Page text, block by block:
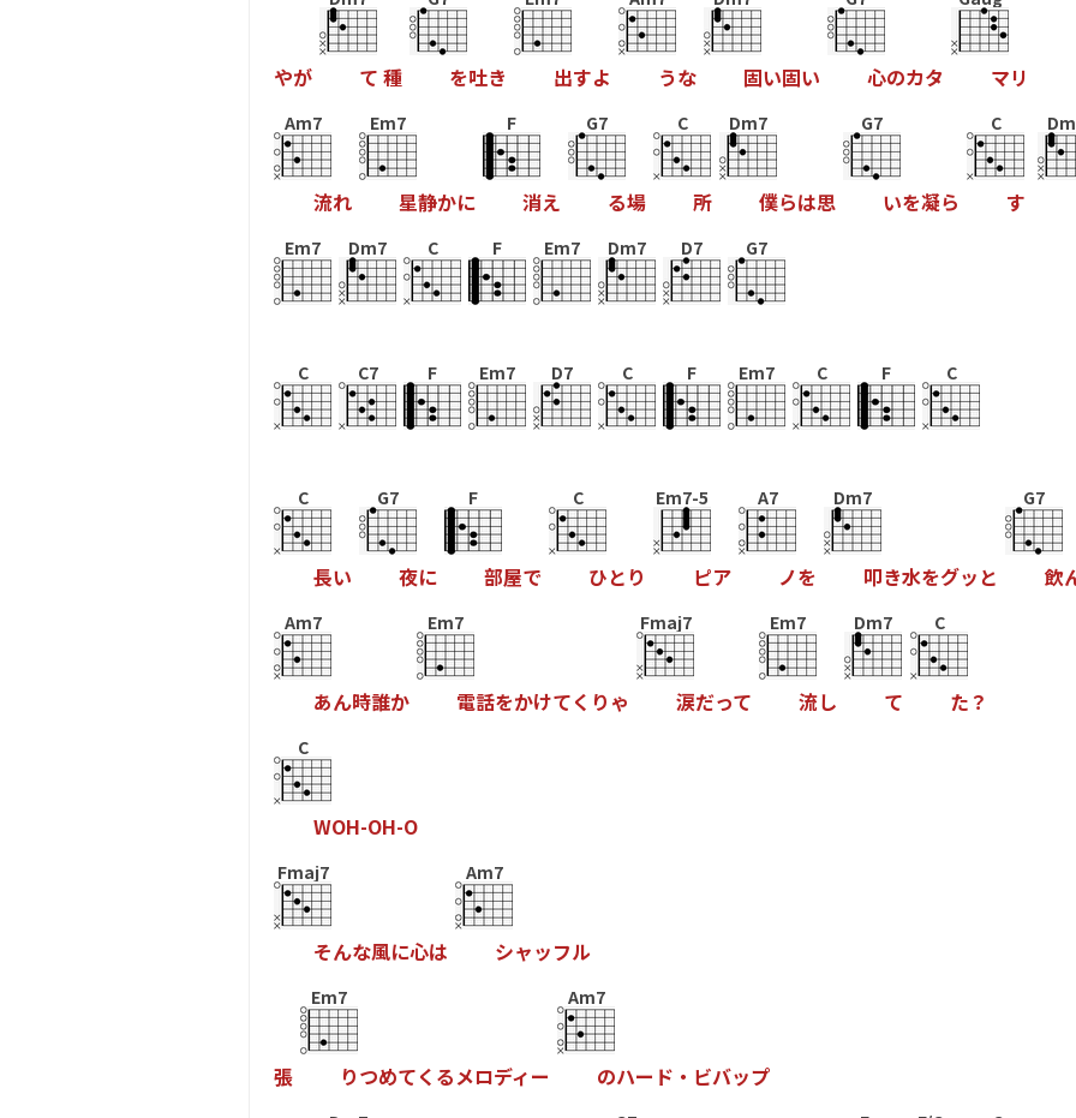
やが て 種 を吐き 出すよ うな 固い固い 心のカタ マリ
Am7
流れ
Em7
星静かに
F
消え
G7
る場
C
所
Dm7
僕らは思
G7
いを凝ら
C
す
Em7 Dm7 C F Em7 Dm7 D7 G7
C C7 F Em7 D7 C F Em7 C F C
C
長い
G7
夜に
F
部屋で
C
ひと り
Em7-5
ピア
A7
ノを
Dm7
叩き水をグッ と
G7
飲
Am7
あん時誰か
Em7
電話をかけてく り ゃ
Fmaj7
涙だって
Em7
流し
Dm7
て
C
た ？
C
WOH-OH-O
Fmaj7
そんな風に心は
Am7
シャッフル
張
Em7
りつめてく るメロディー
Am7
のハー ド ・ ビバップ